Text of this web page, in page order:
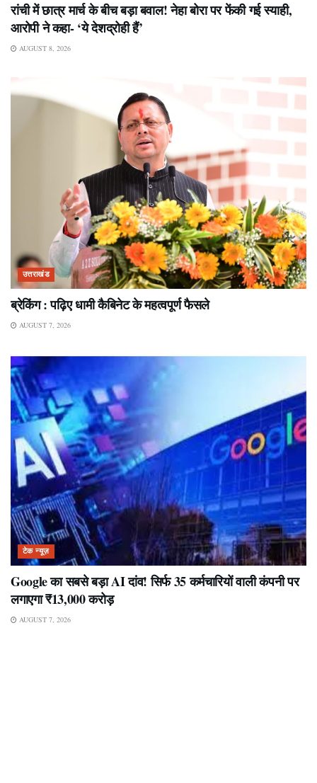
रांची में छात्र मार्च के बीच बड़ा बवाल! नेहा बोरा पर फेंकी गई स्याही,
आरोपी ने कहा- ‘ये देशद्रोही हैं’
AUGUST 8, 2026
उत्तराखंड
ब्रेकिंग : पढ़िए धामी कैबिनेट के महत्वपूर्ण फैसले
AUGUST 7, 2026
टेक न्यूज़
Google का सबसे बड़ा AI दांव! सिर्फ 35 कर्मचारियों वाली कंपनी पर
लगाएगा ₹13,000 करोड़
AUGUST 7, 2026